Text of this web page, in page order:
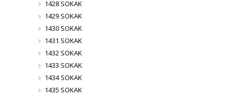
1428 SOKAK
1429 SOKAK
1430 SOKAK
1431 SOKAK
1432 SOKAK
1433 SOKAK
1434 SOKAK
1435 SOKAK